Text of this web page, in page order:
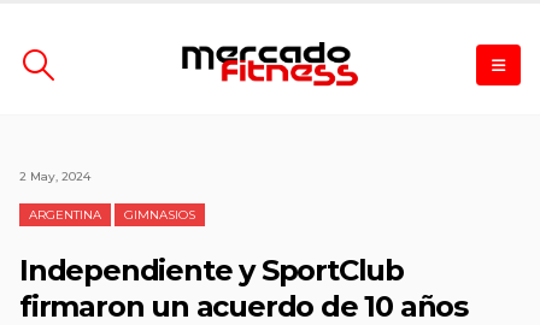
2 May, 2024
ARGENTINA GIMNASIOS
Independiente y SportClub
firmaron un acuerdo de 10 años